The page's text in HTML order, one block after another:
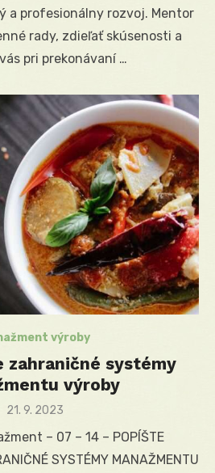
a profesionálny rozvoj. Mentor
rady, zdieľať skúsenosti a
pri prekonávaní …
výroby
zahraničné systémy
výroby
Posted
21. 9. 2023
– 07 – 14 – POPÍŠTE
SYSTÉMY MANAŽMENTU